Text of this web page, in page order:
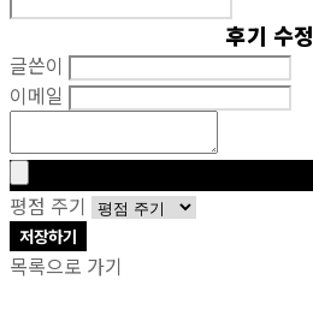
후기 수정
글쓴이
이메일
평점 주기
저장하기
목록으로 가기